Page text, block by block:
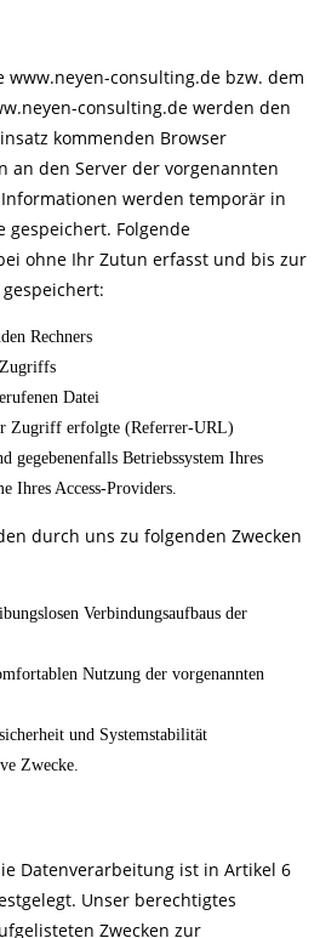
www.neyen-consulting.de bzw. dem
consulting.de werden den
kommenden Browser
an den Server der vorgenannten
werden temporär in
gespeichert. Folgende
ohne Ihr Zutun erfasst und bis zur
Rechners
Datei
Zugriff erfolgte (Referrer-URL)
gegebenenfalls Betriebssystem Ihres
Ihres Access-Providers.
durch uns zu folgenden Zwecken
Verbindungsaufbaus der
Nutzung der vorgenannten
und Systemstabilität
Zwecke.
Datenverarbeitung ist in Artikel 6
Unser berechtigtes
Zwecken zur